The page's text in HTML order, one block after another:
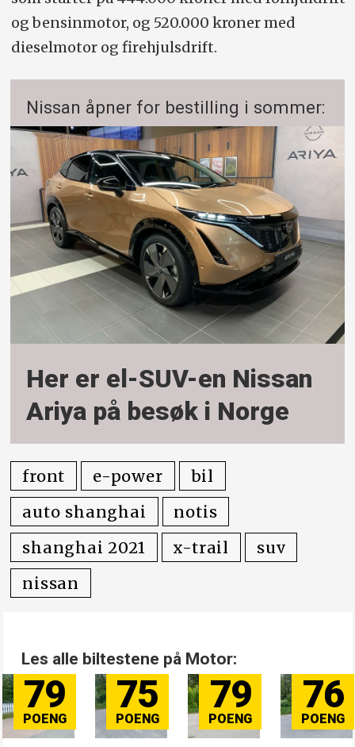
og bensinmotor, og 520.000 kroner med
dieselmotor og firehjulsdrift.
Nissan åpner for bestilling i sommer:
Her er el-SUV-en Nissan
Ariya på besøk i Norge
front e-power
bil
auto shanghai
notis
shanghai 2021
x-trail
suv
nissan
Les alle biltestene på Motor:
79 75 79 76